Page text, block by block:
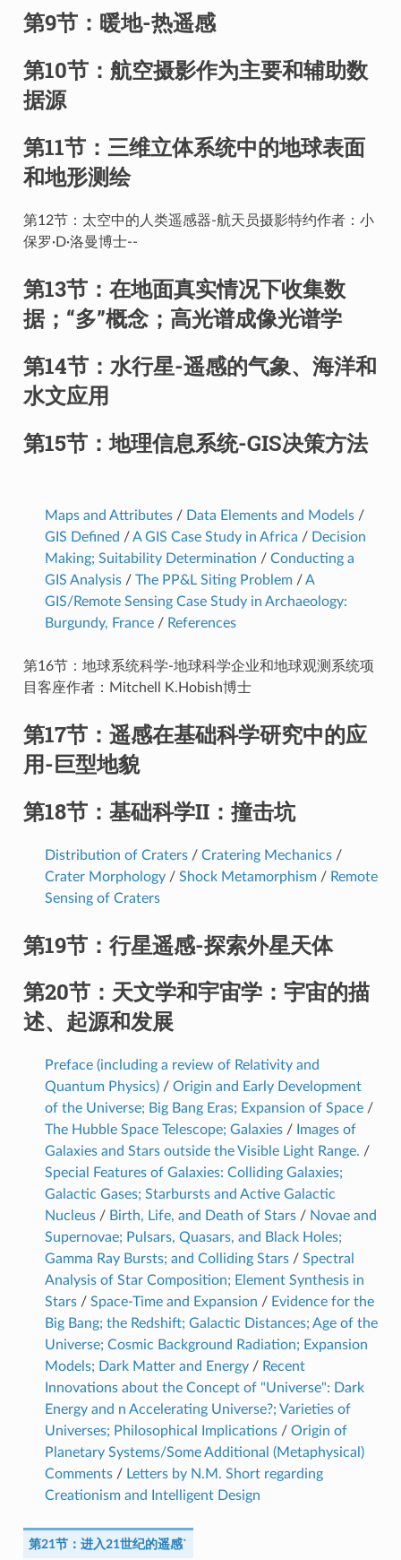
第9节：暖地-热遥感
第10节：航空摄影作为主要和辅助数
据源
第11节：三维立体系统中的地球表面
和地形测绘
第12节：太空中的人类遥感器-航天员摄影特约作者：小
保罗·D·洛曼博士--
第13节：在地面真实情况下收集数
据；“多”概念；高光谱成像光谱学
第14节：水行星-遥感的气象、海洋和
水文应用
第15节：地理信息系统-GIS决策方法
Maps and Attributes/ Data Elements and Models/
GIS Defined /A GIS Case Study in Africa / Decision
Making; Suitability Determination / Conducting a
GIS Analysis/ The PP&L Siting Problem/A
GIS/Remote Sensing Case Study in Archaeology:
Burgundy, France/ References
第16节：地球系统科学-地球科学企业和地球观测系统项
目客座作者：Mitchell K.Hobish博士
第17节：遥感在基础科学研究中的应
用-巨型地貌
第18节：基础科学II：撞击坑
Distribution of Craters/ Cratering Mechanics/
Crater Morphology/ Shock Metamorphism/ Remote
Sensing of Craters
第19节：行星遥感-探索外星天体
第20节：天文学和宇宙学：宇宙的描
述、起源和发展
Preface (including a review of Relativity and
Quantum Physics)/ Origin and Early Development
of the Universe; Big Bang Eras; Expansion of Space/
The Hubble Space Telescope; Galaxies/ Images of
Galaxies and Stars outside the Visible Light Range. /
Special Features of Galaxies: Colliding Galaxies;
Galactic Gases; Starbursts and Active Galactic
Nucleus/ Birth, Life, and Death of Stars/ Novae and
Supernovae; Pulsars, Quasars, and Black Holes;
Gamma Ray Bursts; and Colliding Stars/ Spectral
Analysis of Star Composition; Element Synthesis in
Stars/ Space-Time and Expansion / Evidence for the
Big Bang; the Redshift; Galactic Distances; Age of the
Universe; Cosmic Background Radiation; Expansion
Models; Dark Matter and Energy/ Recent
Innovations about the Concept of "Universe": Dark
Energy and n Accelerating Universe?; Varieties of
Universes; Philosophical Implications/ Origin of
Planetary Systems/Some Additional (Metaphysical)
Comments/ Letters by N.M. Short regarding
Creationism and Intelligent Design
第21节：进入21世纪的遥感`